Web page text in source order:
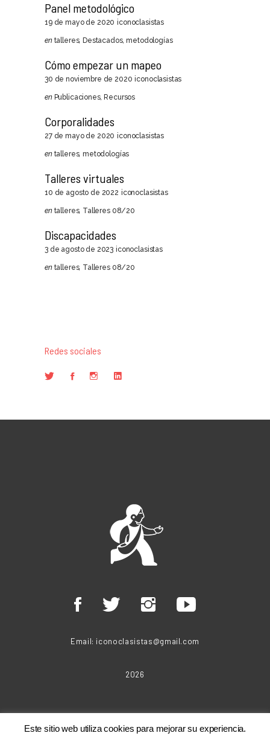
Panel metodológico
19 de mayo de 2020 iconoclasistas
en talleres, Destacados,metodologías
Cómo empezar un mapeo
30 de noviembre de 2020 iconoclasistas
en Publicaciones, Recursos
Corporalidades
27 de mayo de 2020 iconoclasistas
en talleres,metodologías
Talleres virtuales
10 de agosto de 2022 iconoclasistas
en talleres, Talleres 08/20
Discapacidades
3 de agosto de 2023 iconoclasistas
en talleres, Talleres 08/20
Redes sociales
Email: iconoclasistas@gmail.com
2026
Este sitio web utiliza cookies para mejorar su experiencia.